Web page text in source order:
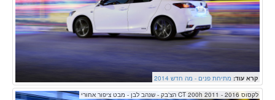
קרא עוד: מתיחת פנים - מה חדש 2014
לקסוס CT 200h 2011 - 2016 הצ'בק - שנהב לבן - מבט ציפור אחורי